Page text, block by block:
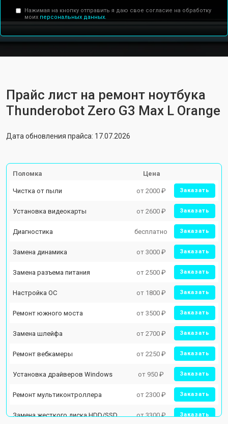
Нажимая на кнопку отправить я даю свое согласие на обработку
моих персональных данных.
Прайс лист на ремонт ноутбука
Thunderobot Zero G3 Max L Orange
Дата обновления прайса: 17.07.2026
Поломка Цена
Чистка от пыли от 2000 ₽ Заказать
Установка видеокарты от 2600 ₽ Заказать
Диагностика бесплатно Заказать
Замена динамика от 3000 ₽ Заказать
Замена разъема питания от 2500 ₽ Заказать
Настройка ОС от 1800 ₽ Заказать
Ремонт южного моста от 3500 ₽ Заказать
Замена шлейфа от 2700 ₽ Заказать
Ремонт вебкамеры от 2250 ₽ Заказать
Установка драйверов Windows от 950 ₽ Заказать
Ремонт мультиконтроллера от 2300 ₽ Заказать
Замена жесткого диска HDD/SSD от 3300 ₽ Заказать